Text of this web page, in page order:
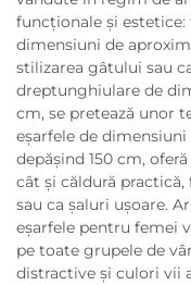
funcționale și
dimensiuni de
stilizarea gâtului sau
dreptunghiulare de
cm, se pretează unor
eșarfele de
depășind 150 cm,
cât și căldură
sau ca șaluri ușoare.
eșarfele pentru femei
pe toate grupele de
distractive și culori vii